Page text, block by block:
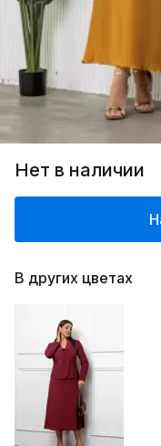
Нет в наличии
В других цветах